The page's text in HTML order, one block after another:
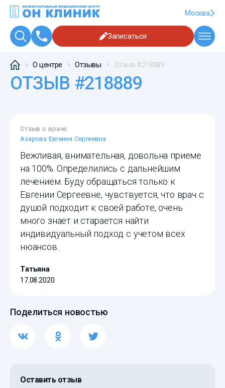
Москва
Записаться
О центре Отзывы Отзыв #218889
ОТЗЫВ #218889
Отзыв о враче:
Азарова Евгения Сергеевна
Вежливая, внимательная, довольна приеме
на 100%. Определились с дальнейшим
лечением. Буду обращаться только к
Евгении Сергеевне, чувствуется, что врач с
душой подходит к своей работе, очень
много знает и старается найти
индивидуальный подход с учетом всех
нюансов.
Татьяна
17.08.2020
Поделиться новостью
Оставить отзыв